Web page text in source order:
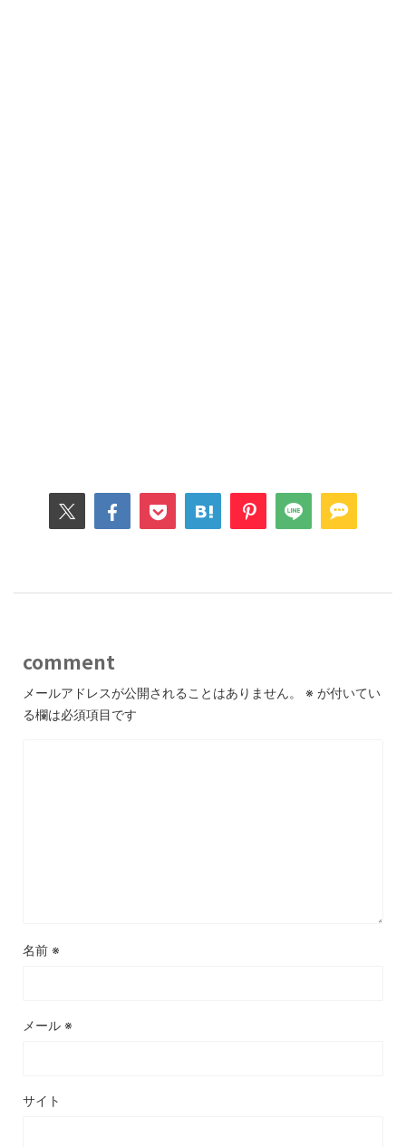
comment
メールアドレスが公開されることはありません。 ※ が付いてい
る欄は必須項目です
名前 ※
メール ※
サイト